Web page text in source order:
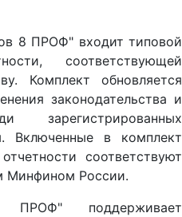
8 ПРОФ" входит типовой
соответствующей
Комплект обновляется
законодательства и
зарегистрированных
Включенные в комплект
соответствуют
Минфином России.
поддерживает